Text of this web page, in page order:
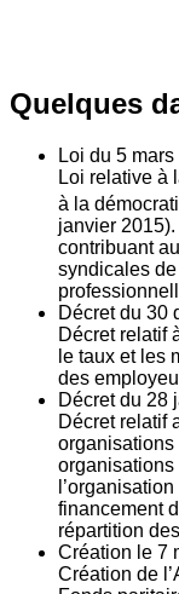
Quelques
Loi du 5
Loi relative à
à la
janvier
contribuant
syndicales
Décret du 30
Décret relatif
le taux et les
des
Décret du 28
Décret relatif
organisations
financement
répartition
Création le 7
Création de